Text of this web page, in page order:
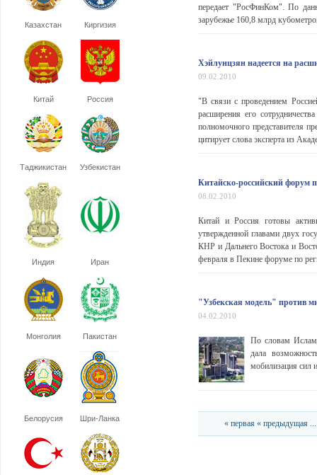
Казахстан Киргизия
Китай Россия
Таджикистан Узбекистан
Индия Иран
Монголия Пакистан
Белорусия Шри-Ланка
передает "РосФинКом". По
зарубежье 160,8 млрд
Хэйлунцзян надеется на
09.02.2010
"В связи с проведением
расширения его
полномочного представителя
цитирует слова эксперта из
Китайско-российский форум
08.02.2010
Китай и Россия готовы
утвержденной главами двух
КНР и Дальнего Востока и
февраля в Пекине форуме по
"Узбекская модель" против
04.02.2010
По словам
дала
мобилизация сил
« первая « предыдущая ...